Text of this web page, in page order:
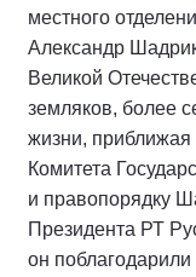
местного
Александр
Великой
земляков, более
жизни,
Комитета
и правопорядку
Президента РТ
он